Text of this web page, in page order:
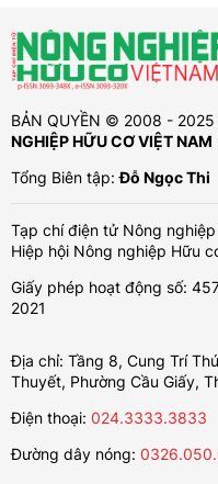
BẢN QUYỀN © 2008 - 2025
NGHIỆP HỮU CƠ VIỆT NAM
Tổng Biên tập:Đỗ Ngọc Thi
Tạp chí điện tử Nông
Hiệp hội Nông nghiệp Hữu
Giấy phép hoạt động số:
2021
Địa chỉ: Tầng 8, Cung Trí
Thuyết, Phường Cầu Giấy,
Điện thoại: 024.3333.3833
Đường dây nóng: